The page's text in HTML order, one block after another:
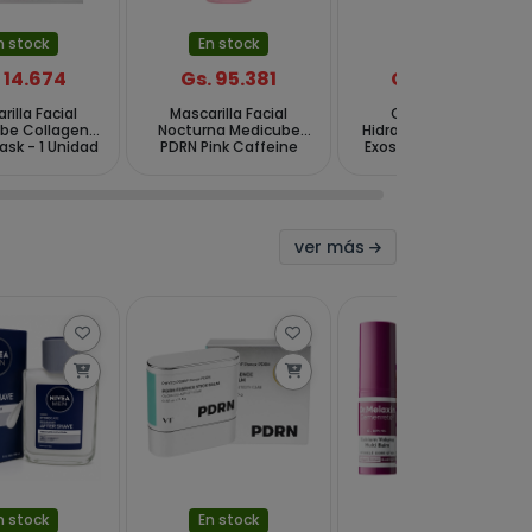
stock
14.674
Facial
Collagen
- 1 Unidad
En stock
Gs. 95.381
Mascarilla Facial
Nocturna Medicube
PDRN Pink Caffeine
Gs. 95.381
Crema Facial
Hidratante Medicube
Exosome Cica de 50
ver más
stock En stock